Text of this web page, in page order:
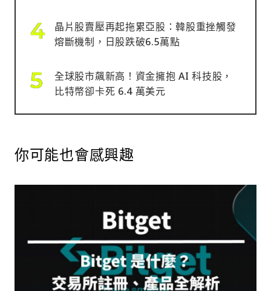
晶片股賣壓再起拖累亞股：韓股重挫觸發
熔斷機制，日股跌破6.5萬點
全球股市飆新高！資金擁抱 AI 科技股，
比特幣卻卡死 6.4 萬美元
你可能也會感興趣